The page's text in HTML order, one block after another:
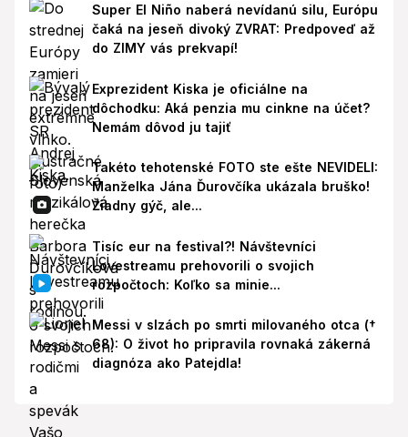
Super El Niño naberá nevídanú silu, Európu
čaká na jeseň divoký ZVRAT: Predpoveď až
do ZIMY vás prekvapí!
Exprezident Kiska je oficiálne na
dôchodku: Aká penzia mu cinkne na účet?
Nemám dôvod ju tajiť
Takéto tehotenské FOTO ste ešte NEVIDELI:
Manželka Jána Ďurovčíka ukázala bruško!
Žiadny gýč, ale...
Tisíc eur na festival?! Návštevníci
Lovestreamu prehovorili o svojich
rozpočtoch: Koľko sa minie...
Messi v slzách po smrti milovaného otca (†
68): O život ho pripravila rovnaká zákerná
diagnóza ako Patejdla!